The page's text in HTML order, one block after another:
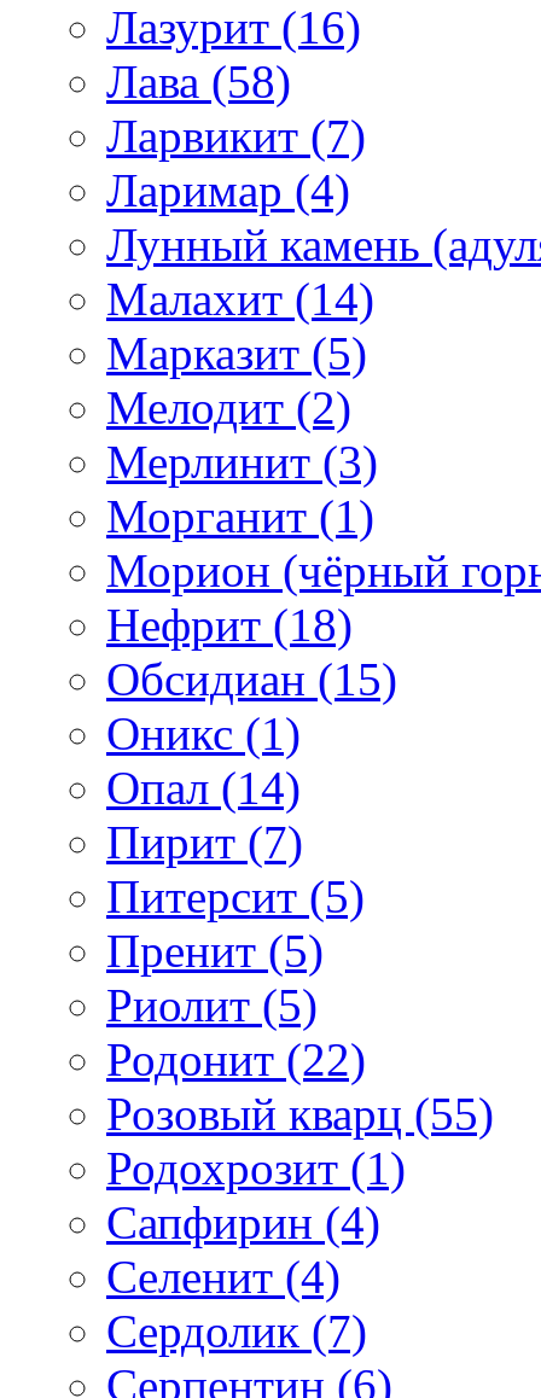
Лазурит (16)
Лава (58)
Ларвикит (7)
Ларимар (4)
Лунный камень
Малахит (14)
Марказит (5)
Мелодит (2)
Мерлинит (3)
Морганит (1)
Морион (чёрный
Нефрит (18)
Обсидиан (15)
Оникс (1)
Опал (14)
Пирит (7)
Питерсит (5)
Пренит (5)
Риолит (5)
Родонит (22)
Розовый кварц (55)
Родохрозит (1)
Сапфирин (4)
Селенит (4)
Сердолик (7)
Серпентин (6)